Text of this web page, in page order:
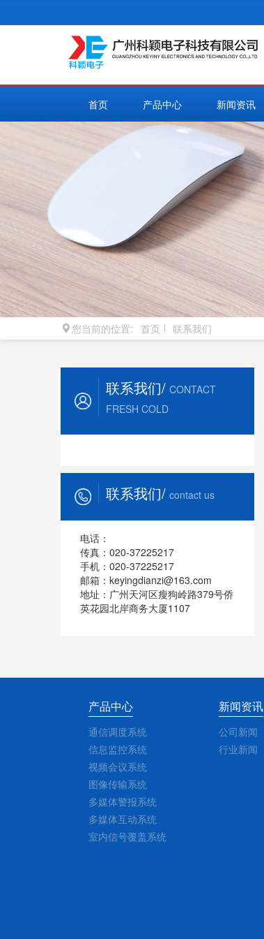
首页 产品中心 新闻资讯
您当前的位置: 首页 联系我们
联系我们/ CONTACT
FRESH COLD
联系我们/ contact us
电话：
传真：020-37225217
手机：020-37225217
邮箱：keyingdianzi@163.com
地址：广州天河区瘦狗岭路379号侨
英花园北岸商务大厦1107
产品中心
通信调度系统
信息监控系统
视频会议系统
图像传输系统
多媒体警报系统
多媒体互动系统
室内信号覆盖系统
新闻资讯
公司新闻
行业新闻